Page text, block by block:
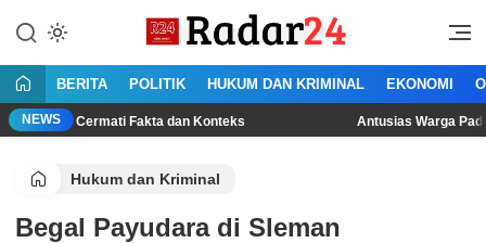
konten
Radar24.co.id
Jujur Lantang Bersuara
BERITA POLITIK HUKUM DAN KRIMINAL EKONOMI
NEWSFakta dan Konteks Antusias Warga Padati Lokasi
Hukum dan Kriminal
Begal Payudara di Sleman